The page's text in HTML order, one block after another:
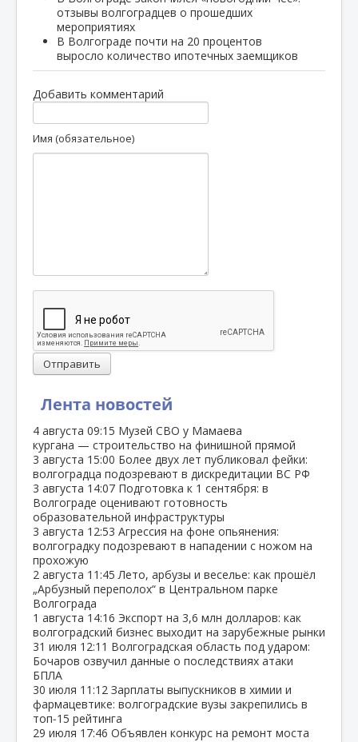
Лента новостей
4 августа 09:15 Музей СВО у Мамаева
кургана — строительство на финишной прямой
3 августа 15:00 Более двух лет публиковал фейки:
волгоградца подозревают в дискредитации ВС РФ
3 августа 14:07 Подготовка к 1 сентября: в
Волгограде оценивают готовность
образовательной инфраструктуры
3 августа 12:53 Агрессия на фоне опьянения:
волгоградку подозревают в нападении с ножом на
прохожую
2 августа 11:45 Лето, арбузы и веселье: как прошёл
„Арбузный переполох“ в Центральном парке
Волгограда
1 августа 14:16 Экспорт на 3,6 млн долларов: как
волгоградский бизнес выходит на зарубежные рынки
31 июля 12:11 Волгоградская область под ударом:
Бочаров озвучил данные о последствиях атаки
БПЛА
30 июля 11:12 Зарплаты выпускников в химии и
фармацевтике: волгоградские вузы закрепились в
топ‑15 рейтинга
29 июля 17:46 Объявлен конкурс на ремонт моста
отзывы волгоградцев о прошедших
мероприятиях
В Волгограде почти на 20 процентов
выросло количество ипотечных заемщиков
Добавить комментарий
Имя (обязательное)
Отправить